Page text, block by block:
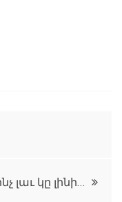
լաւ կը լինի…